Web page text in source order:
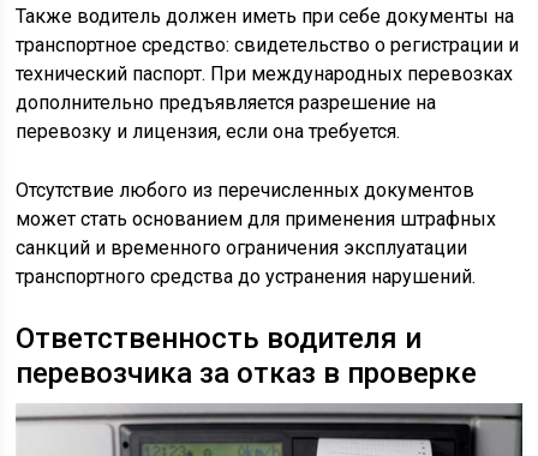
Также водитель должен иметь при себе документы на
транспортное средство: свидетельство о регистрации и
технический паспорт. При международных перевозках
дополнительно предъявляется разрешение на
перевозку и лицензия, если она требуется.
Отсутствие любого из перечисленных документов
может стать основанием для применения штрафных
санкций и временного ограничения эксплуатации
транспортного средства до устранения нарушений.
Ответственность водителя и
перевозчика за отказ в проверке